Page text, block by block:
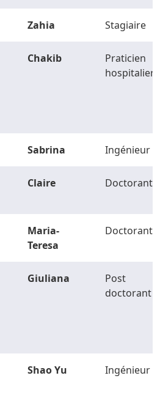
Zahia Stagiaire
Chakib
Praticien
hospitalier
Sabrina Ingénieur
Claire Doctorant
Maria-
Teresa
Doctorant
Giuliana
Post
doctorant
Shao Yu Ingénieur